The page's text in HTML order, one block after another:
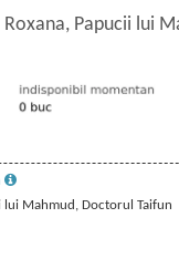
Roxana, Papucii lui
lui Mahmud, Doctorul Taifun